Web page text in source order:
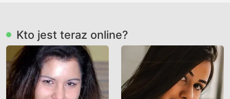
Kto jest teraz online?